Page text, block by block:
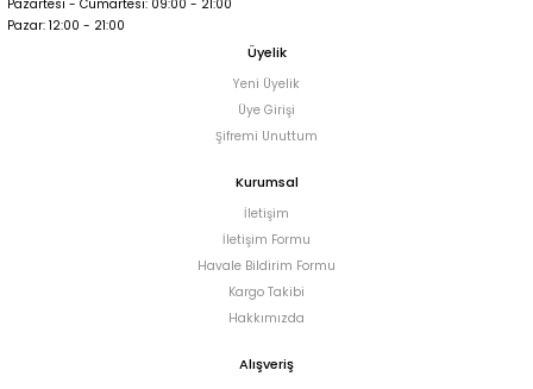
Pazartesi - Cumartesi: 09:00 - 21:00
Pazar: 12:00 - 21:00
Üyelik
Yeni Üyelik
Üye Girişi
Şifremi Unuttum
Kurumsal
İletişim
İletişim Formu
Havale Bildirim Formu
Kargo Takibi
Hakkımızda
Alışveriş